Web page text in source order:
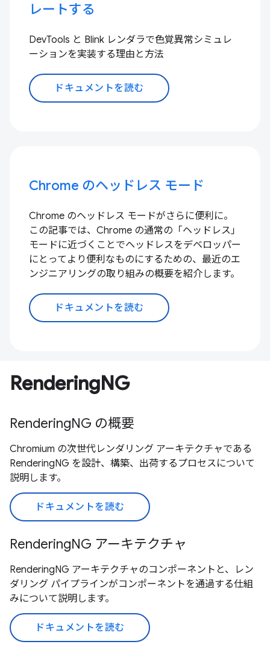
レートする
DevTools と Blink レンダラで色覚異常シミュレ
ーションを実装する理由と方法
ドキュメントを読む
Chrome のヘッドレス モード
Chrome のヘッドレス モードがさらに便利に。
この記事では、Chrome の通常の「ヘッドレス」
モードに近づくことでヘッドレスをデベロッパー
にとってより便利なものにするための、最近のエ
ンジニアリングの取り組みの概要を紹介します。
ドキュメントを読む
RenderingNG
RenderingNG の概要
Chromium の次世代レンダリング アーキテクチャである
RenderingNG を設計、構築、出荷するプロセスについて
説明します。
ドキュメントを読む
RenderingNG アーキテクチャ
RenderingNG アーキテクチャのコンポーネントと、レン
ダリング パイプラインがコンポーネントを通過する仕組
みについて説明します。
ドキュメントを読む